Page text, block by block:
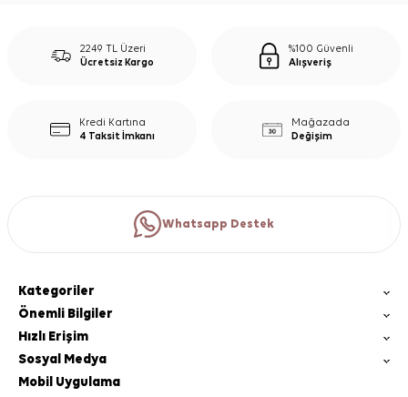
2249 TL Üzeri
Ücretsiz Kargo
%100 Güvenli
Alışveriş
Kredi Kartına
4 Taksit İmkanı
Mağazada
Değişim
Whatsapp Destek
Kategoriler
Önemli Bilgiler
Hızlı Erişim
Sosyal Medya
Mobil Uygulama